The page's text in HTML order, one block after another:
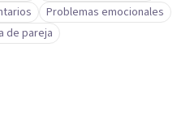
Problemas emocionales
de pareja